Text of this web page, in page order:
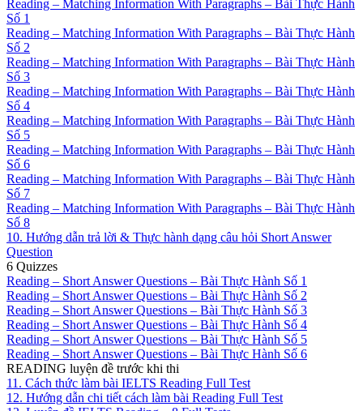
Reading – Matching Information With Paragraphs – Bài Thực Hành
Số 1
Reading – Matching Information With Paragraphs – Bài Thực Hành
Số 2
Reading – Matching Information With Paragraphs – Bài Thực Hành
Số 3
Reading – Matching Information With Paragraphs – Bài Thực Hành
Số 4
Reading – Matching Information With Paragraphs – Bài Thực Hành
Số 5
Reading – Matching Information With Paragraphs – Bài Thực Hành
Số 6
Reading – Matching Information With Paragraphs – Bài Thực Hành
Số 7
Reading – Matching Information With Paragraphs – Bài Thực Hành
Số 8
10. Hướng dẫn trả lời & Thực hành dạng câu hỏi Short Answer
Question
6 Quizzes
Reading – Short Answer Questions – Bài Thực Hành Số 1
Reading – Short Answer Questions – Bài Thực Hành Số 2
Reading – Short Answer Questions – Bài Thực Hành Số 3
Reading – Short Answer Questions – Bài Thực Hành Số 4
Reading – Short Answer Questions – Bài Thực Hành Số 5
Reading – Short Answer Questions – Bài Thực Hành Số 6
READING luyện đề trước khi thi
11. Cách thức làm bài IELTS Reading Full Test
12. Hướng dẫn chi tiết cách làm bài Reading Full Test